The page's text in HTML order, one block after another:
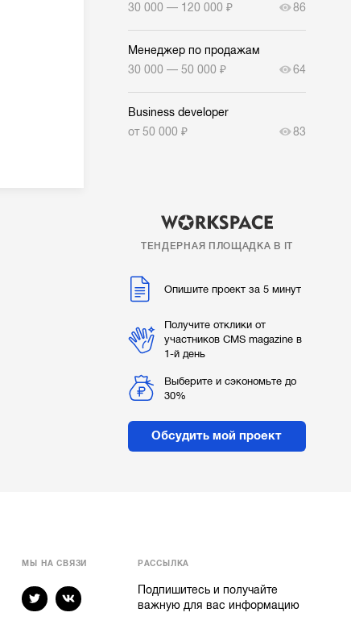
30 000 — 120 000 ₽
86
Менеджер по продажам
30 000 — 50 000 ₽
64
Business developer
от 50 000 ₽
83
ТЕНДЕРНАЯ ПЛОЩАДКА В IT
Опишите проект за 5 минут
Получите отклики от
участников CMS magazine в
1-й день
Выберите и сэкономьте до
30%
Обсудить мой проект
МЫ НА СВЯЗИ РАССЫЛКА
Подпишитесь и получайте
важную для вас информацию